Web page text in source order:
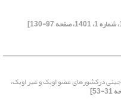
درکشورهای عضو اوپک و غیر اوپک،